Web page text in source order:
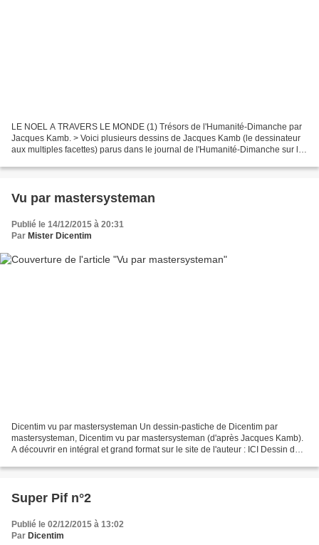
LE NOEL A TRAVERS LE MONDE (1) Trésors de l'Humanité-Dimanche par
Jacques Kamb. > Voici plusieurs dessins de Jacques Kamb (le dessinateur
aux multiples facettes) parus dans le journal de l'Humanité-Dimanche sur la
Vu par mastersysteman
Publié le 14/12/2015 à 20:31
Par Mister Dicentim
Dicentim vu par mastersysteman Un dessin-pastiche de Dicentim par
mastersysteman, Dicentim vu par mastersysteman (d'après Jacques Kamb).
A découvrir en intégral et grand format sur le site de l'auteur : ICI Dessin de
Super Pif n°2
Publié le 02/12/2015 à 13:02
Par Dicentim